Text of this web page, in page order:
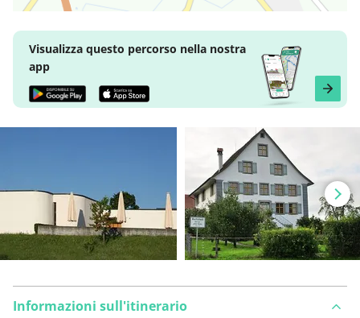
Visualizza questo percorso nella nostra
app
Informazioni sull'itinerario